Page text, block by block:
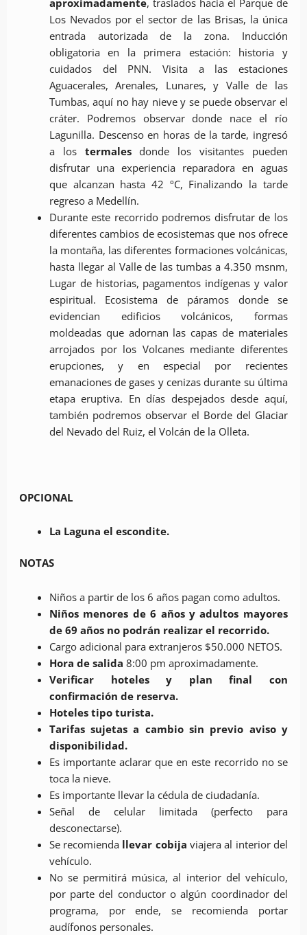
aproximadamente, traslados hacia el Parque de
Los Nevados por el sector de las Brisas, la única
entrada autorizada de la zona. Inducción
obligatoria en la primera estación: historia y
cuidados del PNN. Visita a las estaciones
Aguacerales, Arenales, Lunares, y Valle de las
Tumbas, aquí no hay nieve y se puede observar el
cráter. Podremos observar donde nace el río
Lagunilla. Descenso en horas de la tarde, ingresó
a los termalesdonde los visitantes pueden
disfrutar una experiencia reparadora en aguas
que alcanzan hasta 42 ºC, Finalizando la tarde
regreso a Medellín.
Durante este recorrido podremos disfrutar de los
diferentes cambios de ecosistemas que nos ofrece
la montaña, las diferentes formaciones volcánicas,
hasta llegar al Valle de las tumbas a 4.350 msnm,
Lugar de historias, pagamentos indígenas y valor
espiritual. Ecosistema de páramos donde se
evidencian edificios volcánicos, formas
moldeadas que adornan las capas de materiales
arrojados por los Volcanes mediante diferentes
erupciones, y en especial por recientes
emanaciones de gases y cenizas durante su última
etapa eruptiva. En días despejados desde aquí,
también podremos observar el Borde del Glaciar
del Nevado del Ruiz, el Volcán de la Olleta.
OPCIONAL
La Laguna el escondite.
NOTAS
Niños a partir de los 6 años pagan como adultos.
Niños menores de 6 años y adultos mayores
de 69 años no podrán realizar el recorrido.
Cargo adicional para extranjeros $50.000 NETOS.
Hora de salida 8:00 pm aproximadamente.
Verificar hoteles y plan final con
confirmación de reserva.
Hoteles tipo turista.
Tarifas sujetas a cambio sin previo aviso y
disponibilidad.
Es importante aclarar que en este recorrido no se
toca la nieve.
Es importante llevar la cédula de ciudadanía.
Señal de celular limitada (perfecto para
desconectarse).
Se recomienda llevar cobija viajera al interior del
vehículo.
No se permitirá música, al interior del vehículo,
por parte del conductor o algún coordinador del
programa, por ende, se recomienda portar
audífonos personales.